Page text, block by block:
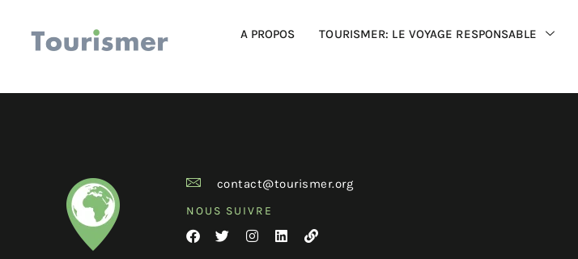
A PROPOS TOURISMER: LE VOYAGE RESPONSABLE
contact@tourismer.org
NOUS SUIVRE